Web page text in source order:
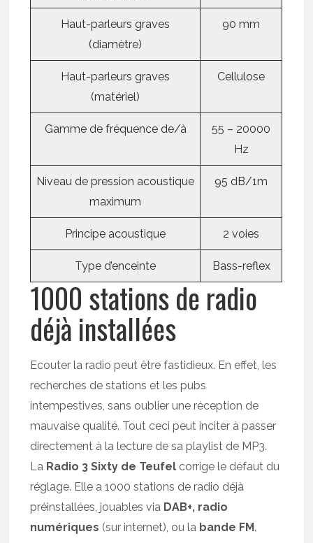
Haut-parleurs graves
(diamètre)
90 mm
Haut-parleurs graves
(matériel)
Cellulose
Gamme de fréquence de/à
55 – 20000
Hz
Niveau de pression acoustique
maximum
95 dB/1m
Principe acoustique 2 voies
Type d’enceinte Bass-reflex
1000 stations de radio
déjà installées
Ecouter la radio peut être fastidieux. En effet, les
recherches de stations et les pubs
intempestives, sans oublier une réception de
mauvaise qualité. Tout ceci peut inciter à passer
directement à la lecture de sa playlist de MP3.
La Radio 3 Sixty de Teufel corrige le défaut du
réglage. Elle a 1000 stations de radio déjà
préinstallées, jouables via DAB+, radio
numériques (sur internet), ou la bande FM.